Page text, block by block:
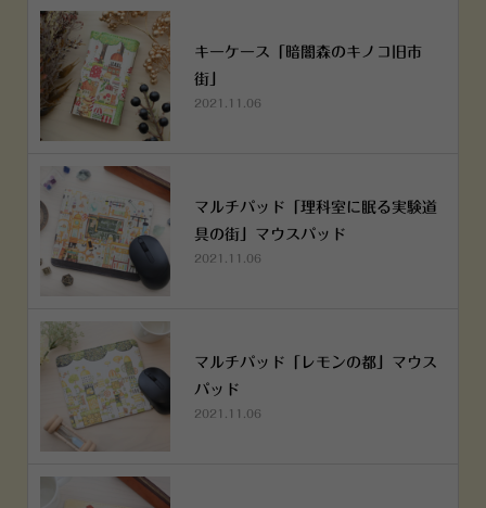
キーケース「暗闇森のキノコ旧市
街」
2021.11.06
マルチパッド「理科室に眠る実験道
具の街」マウスパッド
2021.11.06
マルチパッド「レモンの都」マウス
パッド
2021.11.06